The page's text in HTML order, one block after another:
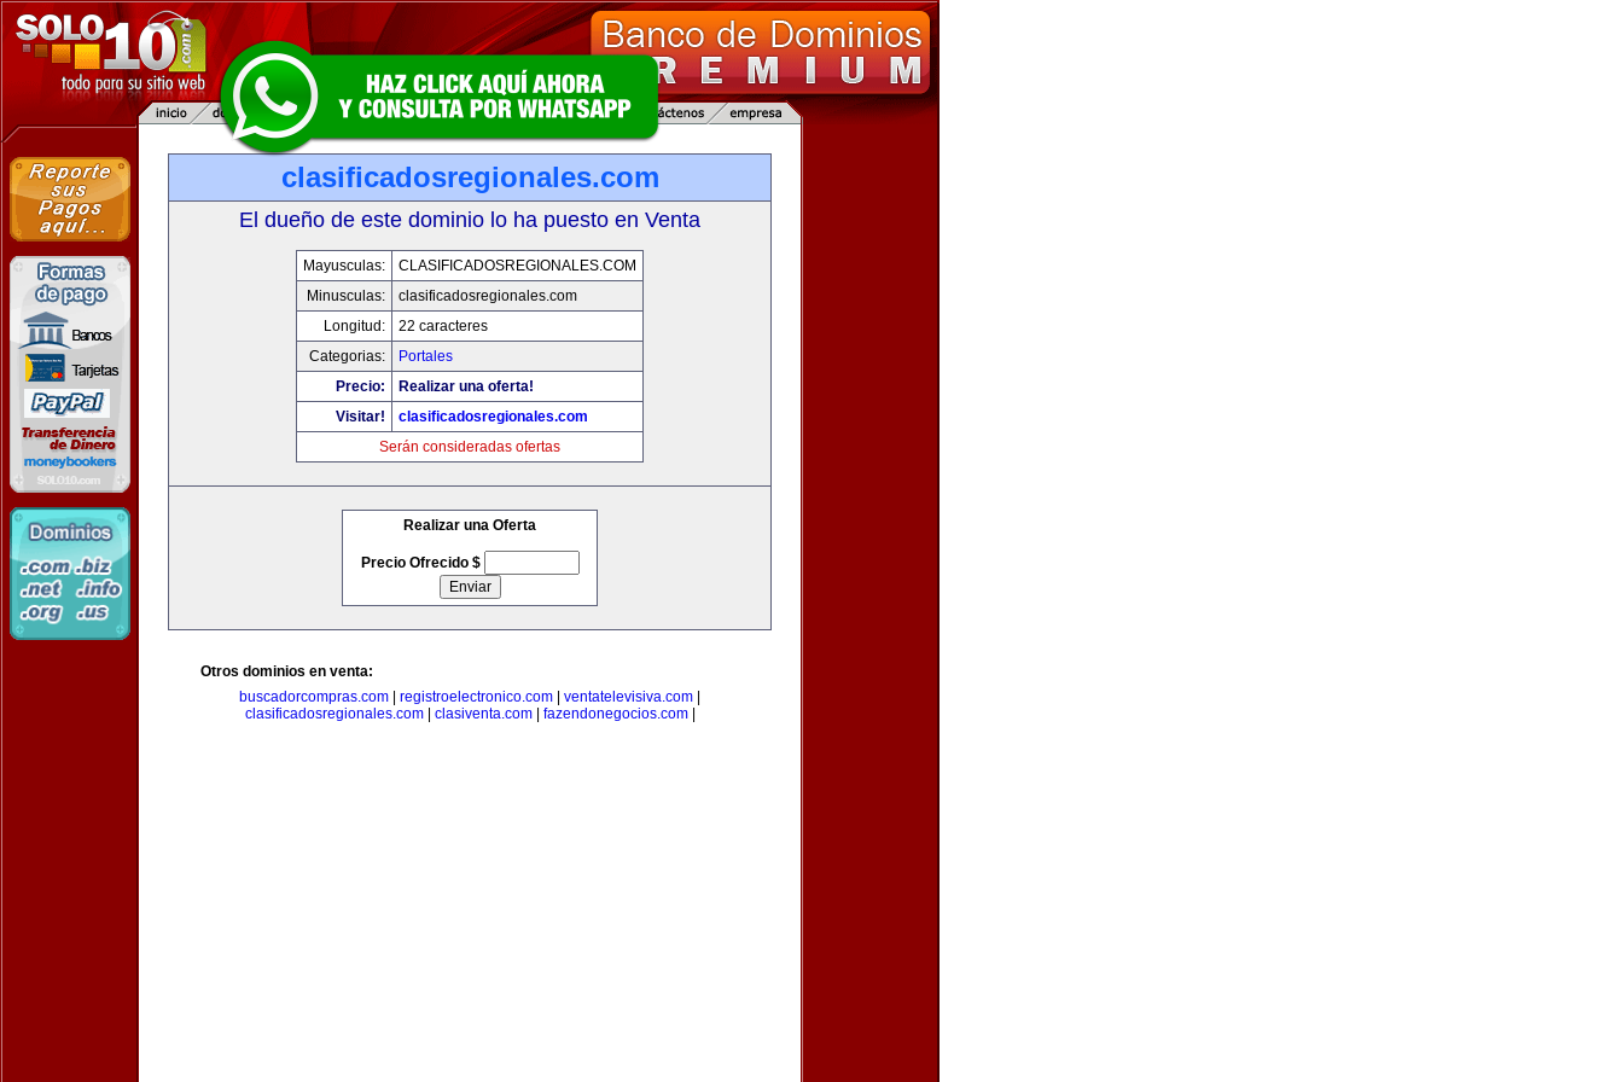
clasificadosregionales.com
El dueño de este dominio lo ha puesto en Venta
Mayusculas:
CLASIFICADOSREGIONALES.COM
Minusculas:
clasificadosregionales.com
Longitud:
22 caracteres
Categorias:
Portales
Precio:
Realizar una oferta!
Visitar!
clasificadosregionales.com
Serán consideradas ofertas
Realizar una Oferta
Precio Ofrecido $
Otros dominios en venta:
buscadorcompras.com
registroelectronico.com ventatelevisiva.com
clasificadosregionales.com| clasiventa.com| fazendonegocios.com|